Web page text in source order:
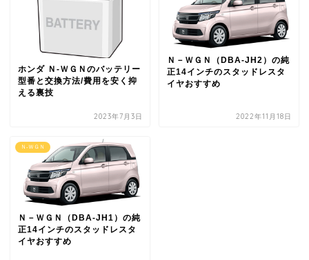
ホンダ Ｎ-ＷＧＮのバッテリー
型番と交換方法/費用を安く抑
える裏技
2023年7月3日
Ｎ－ＷＧＮ（DBA-JH2）の純
正14インチのスタッドレスタ
イヤおすすめ
2022年11月18日
Ｎ-ＷＧＮ
Ｎ－ＷＧＮ（DBA-JH1）の純
正14インチのスタッドレスタ
イヤおすすめ